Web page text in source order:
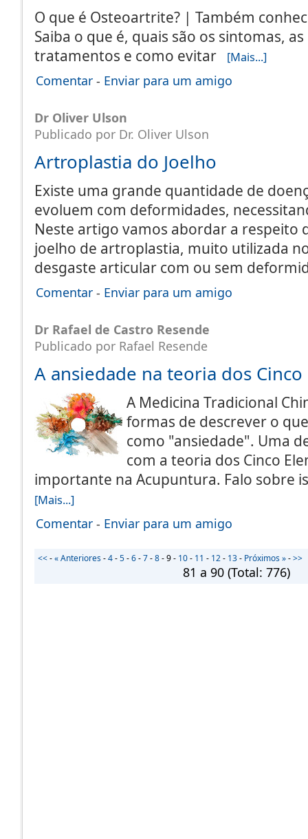
O que é Osteoartrite? | Também
Saiba o que é, quais são os sintomas, as
tratamentos e como evitar
[Mais...]
Comentar - Enviar para um amigo
Dr Oliver Ulson
Publicado por Dr. Oliver Ulson
Artroplastia do Joelho
Existe uma grande quantidade de
evoluem com deformidades,
Neste artigo vamos abordar a respeito
joelho de artroplastia, muito utilizada
desgaste articular com ou sem
Comentar - Enviar para um amigo
Dr Rafael de Castro Resende
Publicado por Rafael Resende
A ansiedade na teoria dos
A Medicina Tradicional
formas de descrever o
como "ansiedade". Uma
com a teoria dos Cinco
importante na Acupuntura. Falo sobre
[Mais...]
Comentar - Enviar para um amigo
<<-« Anteriores-4-5-6-7-8-9- 10- 11 - 12- 13- Próximos »->>
81 a 90 (Total: 776)